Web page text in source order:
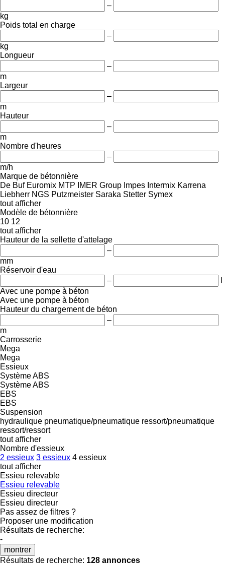
–
kg
Poids total en charge
–
kg
Longueur
–
m
Largeur
–
m
Hauteur
–
m
Nombre d'heures
–
m/h
Marque de bétonnière
De Buf Euromix MTP IMER Group Impes Intermix Karrena
Liebherr NGS Putzmeister Saraka Stetter Symex
tout afficher
Modèle de bétonnière
10 12
tout afficher
Hauteur de la sellette d'attelage
–
mm
Réservoir d'eau
–
Avec une pompe à béton
Avec une pompe à béton
Hauteur du chargement de béton
–
m
Carrosserie
Mega
Mega
Essieux
Système ABS
Système ABS
EBS
EBS
Suspension
hydraulique pneumatique/pneumatique ressort/pneumatique
ressort/ressort
tout afficher
Nombre d'essieux
2 essieux 3 essieux 4 essieux
tout afficher
Essieu relevable
Essieu relevable
Essieu directeur
Essieu directeur
Pas assez de filtres ?
Proposer une modification
Résultats de recherche:
-
montrer
Résultats de recherche: 128 annonces